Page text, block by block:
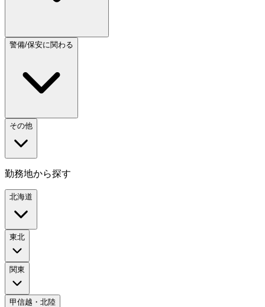
警備/保安に関わる
その他
勤務地から探す
北海道
東北
関東
甲信越・北陸